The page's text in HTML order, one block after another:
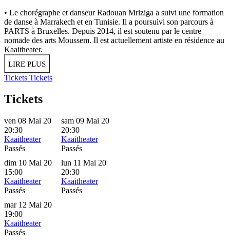
• Le chorégraphe et danseur Radouan Mriziga a suivi une formation
de danse à Marrakech et en Tunisie. Il a poursuivi son parcours à
PARTS à Bruxelles. Depuis 2014, il est soutenu par le centre
nomade des arts Moussem. Il est actuellement artiste en résidence au
Kaaitheater.
LIRE PLUS
Tickets Tickets
Tickets
ven 08 Mai 20
20:30
Kaaitheater
Passés
sam 09 Mai 20
20:30
Kaaitheater
Passés
dim 10 Mai 20
15:00
Kaaitheater
Passés
lun 11 Mai 20
20:30
Kaaitheater
Passés
mar 12 Mai 20
19:00
Kaaitheater
Passés